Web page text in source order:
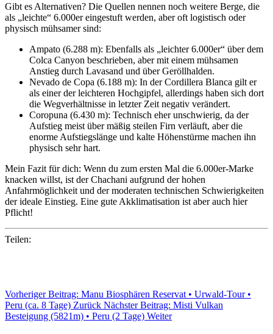
Gibt es Alternativen? Die Quellen nennen noch weitere Berge, die
als „leichte“ 6.000er eingestuft werden, aber oft logistisch oder
physisch mühsamer sind:
Ampato (6.288 m): Ebenfalls als „leichter 6.000er“ über dem
Colca Canyon beschrieben, aber mit einem mühsamen
Anstieg durch Lavasand und über Geröllhalden.
Nevado de Copa (6.188 m): In der Cordillera Blanca gilt er
als einer der leichteren Hochgipfel, allerdings haben sich dort
die Wegverhältnisse in letzter Zeit negativ verändert.
Coropuna (6.430 m): Technisch eher unschwierig, da der
Aufstieg meist über mäßig steilen Firn verläuft, aber die
enorme Aufstiegslänge und kalte Höhenstürme machen ihn
physisch sehr hart.
Mein Fazit für dich: Wenn du zum ersten Mal die 6.000er-Marke
knacken willst, ist der Chachani aufgrund der hohen
Anfahrmöglichkeit und der moderaten technischen Schwierigkeiten
der ideale Einstieg. Eine gute Akklimatisation ist aber auch hier
Pflicht!
Teilen:
Vorheriger Beitrag: Manu Biosphären Reservat • Urwald-Tour •
Peru (ca. 8 Tage) Zurück Nächster Beitrag: Misti Vulkan
Besteigung (5821m) • Peru (2 Tage) Weiter